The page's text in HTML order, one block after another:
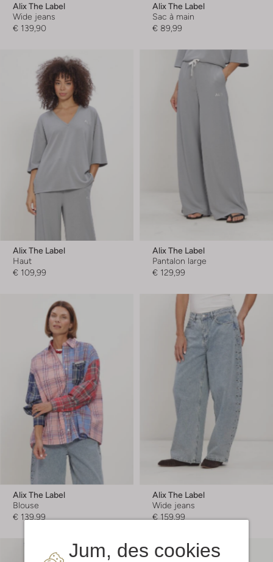
Jum, des cookies
Alix The Label
Wide jeans
€ 139,90
Alix The Label
Sac à main
€ 89,99
Alix The Label
Haut
€ 109,99
Alix The Label
Pantalon large
€ 129,99
Alix The Label
Blouse
€ 139,99
Alix The Label
Wide jeans
€ 159,99